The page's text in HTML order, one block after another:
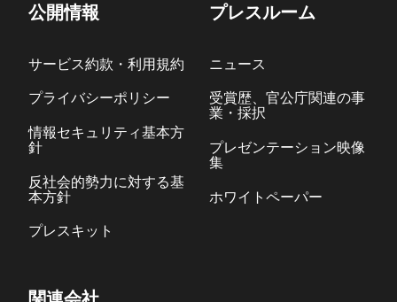
公開情報
サービス約款・利用規約
プライバシーポリシー
情報セキュリティ基本方
針
反社会的勢力に対する基
本方針
プレスキット
プレスルーム
ニュース
受賞歴、官公庁関連の事
業・採択
プレゼンテーション映像
集
ホワイトペーパー